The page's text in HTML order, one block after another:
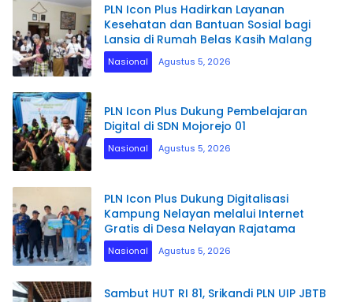
PLN Icon Plus Hadirkan Layanan
Kesehatan dan Bantuan Sosial bagi
Lansia di Rumah Belas Kasih Malang
Nasional Agustus 5, 2026
PLN Icon Plus Dukung Pembelajaran
Digital di SDN Mojorejo 01
Nasional Agustus 5, 2026
PLN Icon Plus Dukung Digitalisasi
Kampung Nelayan melalui Internet
Gratis di Desa Nelayan Rajatama
Nasional Agustus 5, 2026
Sambut HUT RI 81, Srikandi PLN UIP JBTB